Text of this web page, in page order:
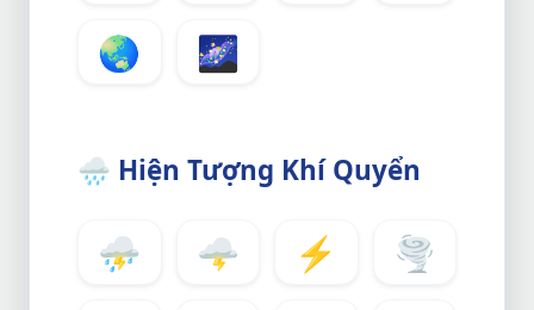
🌏
🌌
🌧️ Hiện Tượng Khí Quyển
⛈️ 🌩️ ⚡
🌪️